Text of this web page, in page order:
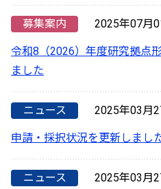
募集案内 2025年07月
令和8（2026）年度研究拠点
ました
ニュース 2025年03月
申請・採択状況を更新しました
ニュース 2025年03月